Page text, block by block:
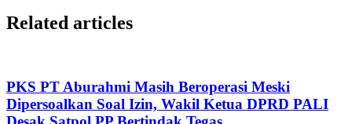
Related articles
PKS PT Aburahmi Masih Beroperasi Meski
Dipersoalkan Soal Izin, Wakil Ketua DPRD PALI